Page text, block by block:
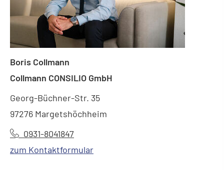
Boris Collmann
Collmann CONSILIO GmbH
Georg-Büchner-Str. 35
97276 Margetshöchheim
0931-8041847
zum Kontaktformular